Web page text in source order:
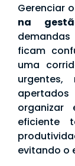
Gerenciar
na
ficam
uma
urgentes,
eficiente
evitando o